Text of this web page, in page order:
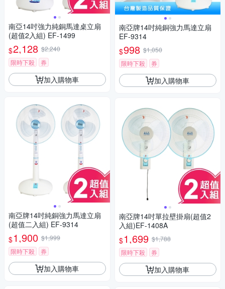
南亞14吋強力純銅馬達桌立扇
(超值2入組) EF-1499
$2,128 $2,240
限時下殺
券
加入購物車
南亞牌14吋純銅強力馬達立扇
(超值二入組) EF-9314
$1,900 $1,999
限時下殺
券
加入購物車
南亞牌14吋純銅強力馬達立扇
EF-9314
$998 $1,050
限時下殺
券
加入購物車
南亞牌14吋單拉壁掛扇(超值2
入組)EF-1408A
$1,699 $1,788
限時下殺
券
加入購物車